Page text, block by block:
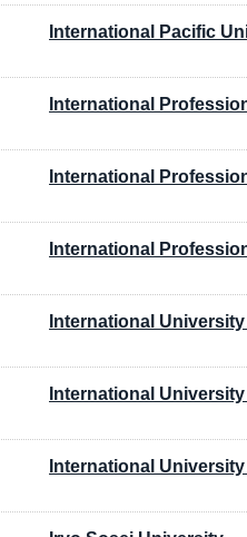
International Pacific
International
International
International
International
International
International